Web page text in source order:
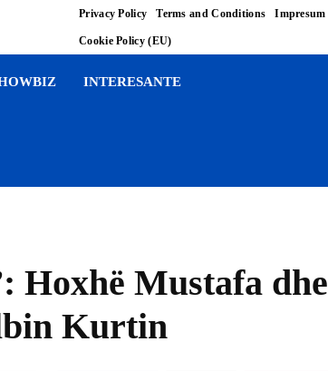
Privacy Policy Terms and Conditions Impresum
Cookie Policy (EU)
INTERESANTE
Hoxhë Mustafa dhe
Kurtin